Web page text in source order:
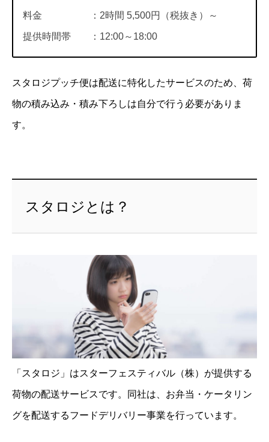
料金 ：2時間 5,500円（税抜き）～
提供時間帯 ：12:00～18:00
スタロジプッチ便は配送に特化したサービスのため、荷
物の積み込み・積み下ろしは自分で行う必要がありま
す。
スタロジとは？
「スタロジ」はスターフェスティバル（株）が提供する
荷物の配送サービスです。同社は、お弁当・ケータリン
グを配送するフードデリバリー事業を行っています。